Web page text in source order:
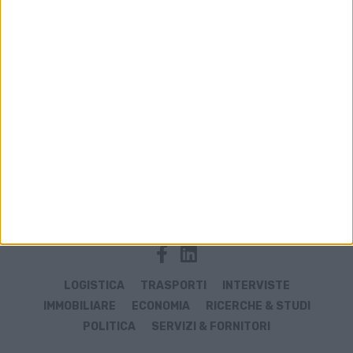
LOGISTICA TRASPORTI
INTERVISTE
IMMOBILIARE
ECONOMIA
RICERCHE & STUDI
POLITICA
SERVIZI & FORNITORI